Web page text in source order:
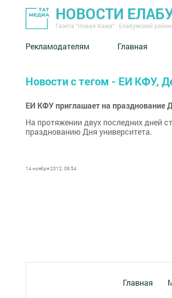
НОВОСТИ
Газета "Новая Кама" - Елабужский район
Рекламодателям Главная
Новости с тегом - ЕИ КФУ,
ЕИ КФУ приглашает на празднование
На протяжении двух последних дней
празднованию Дня университета.
14 ноября 2012, 09:54
Главная